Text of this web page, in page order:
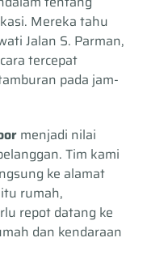
Mereka tahu
Jalan S. Parman,
tercepat
pada jam-
menjadi nilai
Tim kami
ke alamat
rumah,
repot datang ke
dan kendaraan